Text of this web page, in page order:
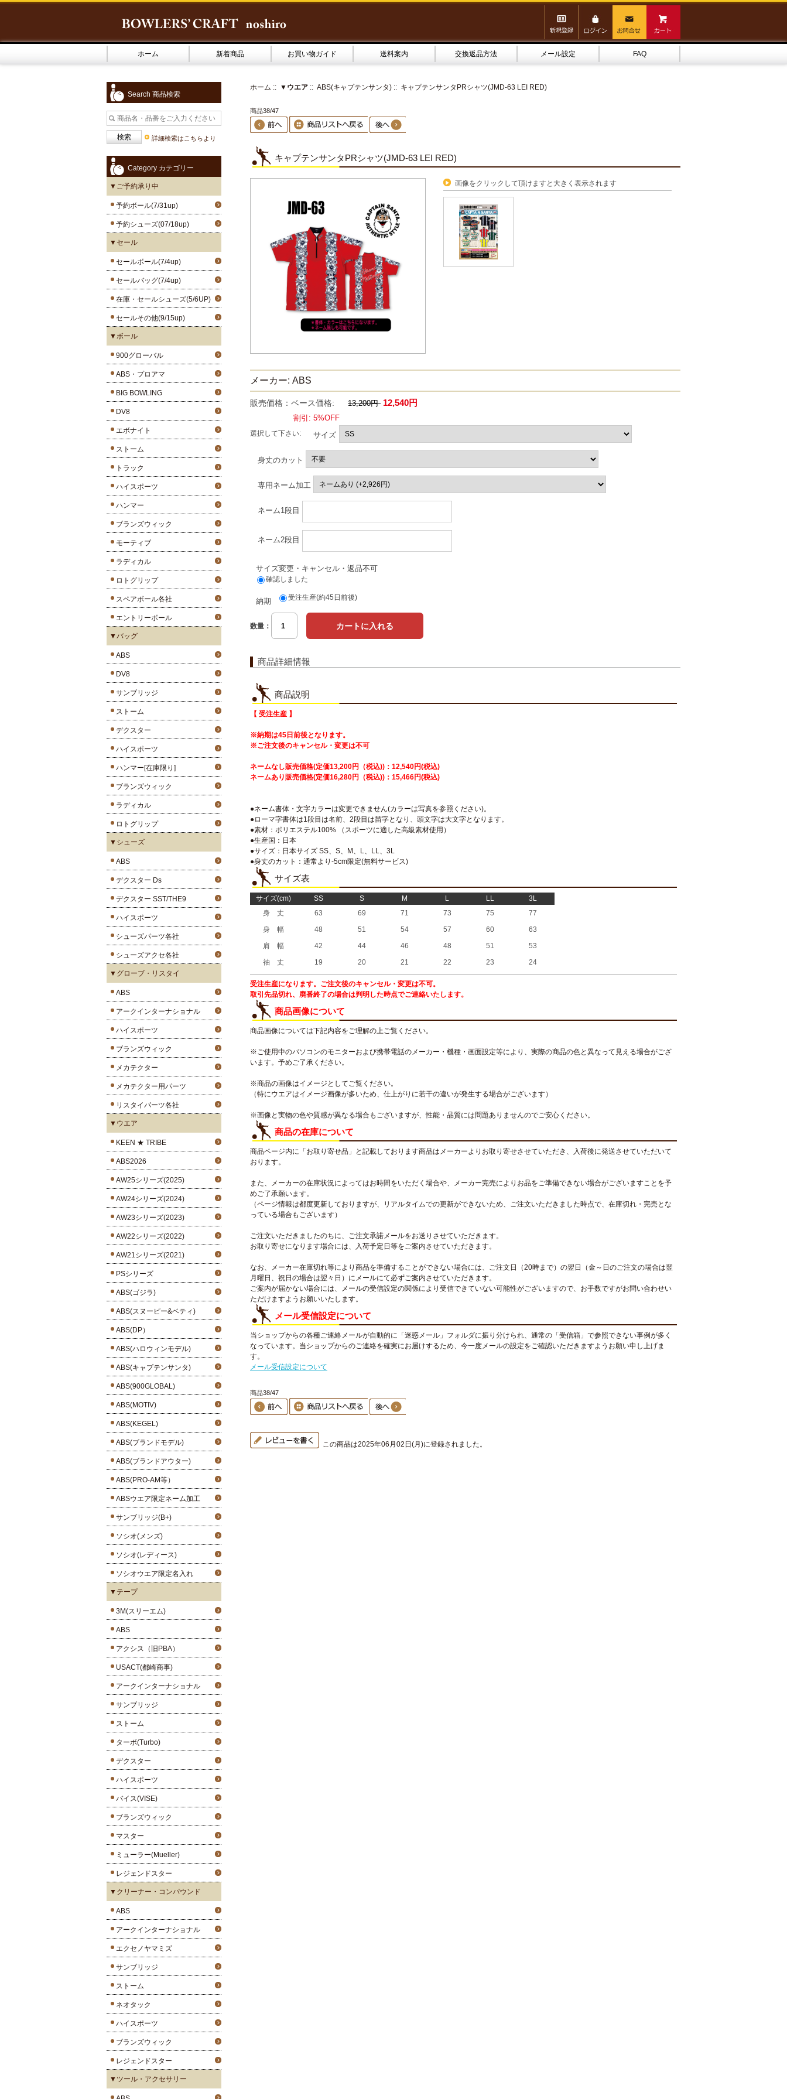
ホーム 新着商品 お買い物ガイド 送料案内 交換返品方法 メール設定 FAQ
Search 商品検索
詳細検索はこちらより
Category カテゴリー
▼ご予約承り中
予約ボール(7/31up)
予約シューズ(07/18up)
▼セール
セールボール(7/4up)
セールバッグ(7/4up)
在庫・セールシューズ(5/6UP)
セールその他(9/15up)
▼ボール
900グローバル
ABS・プロアマ
BIG BOWLING
DV8
エボナイト
ストーム
トラック
ハイスポーツ
ハンマー
ブランズウィック
モーティブ
ラディカル
ロトグリップ
スペアボール各社
エントリーボール
▼バッグ
ABS
DV8
サンブリッジ
ストーム
デクスター
ハイスポーツ
ハンマー[在庫限り]
ブランズウィック
ラディカル
ロトグリップ
▼シューズ
ABS
デクスター Ds
デクスター SST/THE9
ハイスポーツ
シューズパーツ各社
シューズアクセ各社
▼グローブ・リスタイ
ABS
アークインターナショナル
ハイスポーツ
ブランズウィック
メカテクター
メカテクター用パーツ
リスタイパーツ各社
▼ウエア
KEEN ★ TRIBE
ABS2026
AW25シリーズ(2025)
AW24シリーズ(2024)
AW23シリーズ(2023)
AW22シリーズ(2022)
AW21シリーズ(2021)
PSシリーズ
ABS(ゴジラ)
ABS(スヌーピー&ベティ)
ABS(DP）
ABS(ハロウィンモデル)
ABS(キャプテンサンタ)
ABS(900GLOBAL)
ABS(MOTIV)
ABS(KEGEL)
ABS(ブランドモデル)
ABS(ブランドアウター)
ABS(PRO-AM等）
ABSウエア限定ネーム加工
サンブリッジ(B+)
ソシオ(メンズ)
ソシオ(レディース)
ソシオウエア限定名入れ
▼テープ
3M(スリーエム)
ABS
アクシス（旧PBA）
USACT(都崎商事)
アークインターナショナル
サンブリッジ
ストーム
ターボ(Turbo)
デクスター
ハイスポーツ
バイス(VISE)
ブランズウィック
マスター
ミューラー(Mueller)
レジェンドスター
▼クリーナー・コンパウンド
ABS
アークインターナショナル
エクセノヤマミズ
サンブリッジ
ストーム
ネオタック
ハイスポーツ
ブランズウィック
レジェンドスター
▼ツール・アクセサリー
ホーム :: ▼ウエア :: ABS(キャプテンサンタ) :: キャプテンサンタPRシャツ(JMD-63 LEI RED)
商品38/47
キャプテンサンタPRシャツ(JMD-63 LEI RED)
画像をクリックして頂けますと大きく表示されます
メーカー: ABS
販売価格：ベース価格: 13,200円 12,540円
割引: 5%OFF
選択して下さい:
サイズ
身丈のカット
専用ネーム加工
ネーム1段目
ネーム2段目
サイズ変更・キャンセル・返品不可
確認しました
納期 受注生産(約45日前後)
数量：
商品詳細情報
商品説明
【 受注生産 】
※納期は45日前後となります。
※ご注文後のキャンセル・変更は不可
ネームなし販売価格(定価13,200円（税込))：12,540円(税込)
ネームあり販売価格(定価16,280円（税込))：15,466円(税込)
●ネーム書体・文字カラーは変更できません(カラーは写真を参照ください)。
●ローマ字書体は1段目は名前、2段目は苗字となり、頭文字は大文字となります。
●素材：ポリエステル100% （スポーツに適した高級素材使用）
●生産国：日本
●サイズ：日本サイズ SS、S、M、L、LL、3L
●身丈のカット：通常より-5cm限定(無料サービス)
サイズ表
サイズ(cm) SS S M L LL
3L
身 丈
63 69 71 73 75
77
身 幅
48 51 54 57 60
63
肩 幅
42 44 46 48 51
53
袖 丈
19 20 21 22 23 24
受注生産になります。ご注文後のキャンセル・変更は不可。
取引先品切れ、廃番終了の場合は判明した時点でご連絡いたします。
商品画像について
商品画像については下記内容をご理解の上ご覧ください。
※ご使用中のパソコンのモニターおよび携帯電話のメーカー・機種・画面設定等により、実際の商品の色と異なって見える場合がござ
います。予めご了承ください。
※商品の画像はイメージとしてご覧ください。
（特にウエアはイメージ画像が多いため、仕上がりに若干の違いが発生する場合がございます）
※画像と実物の色や質感が異なる場合もございますが、性能・品質には問題ありませんのでご安心ください。
商品の在庫について
商品ページ内に「お取り寄せ品」と記載しております商品はメーカーよりお取り寄せさせていただき、入荷後に発送させていただいて
おります。
また、メーカーの在庫状況によってはお時間をいただく場合や、メーカー完売によりお品をご準備できない場合がございますことを予
めご了承願います。
（ページ情報は都度更新しておりますが、リアルタイムでの更新ができないため、ご注文いただきました時点で、在庫切れ・完売とな
っている場合もございます）
ご注文いただきましたのちに、ご注文承諾メールをお送りさせていただきます。
お取り寄せになります場合には、入荷予定日等をご案内させていただきます。
なお、メーカー在庫切れ等により商品を準備することができない場合には、ご注文日（20時まで）の翌日（金～日のご注文の場合は翌
月曜日、祝日の場合は翌々日）にメールにて必ずご案内させていただきます。
ご案内が届かない場合には、メールの受信設定の関係により受信できていない可能性がございますので、お手数ですがお問い合わせい
ただけますようお願いいたします。
メール受信設定について
当ショップからの各種ご連絡メールが自動的に「迷惑メール」フォルダに振り分けられ、通常の「受信箱」で参照できない事例が多く
なっています。当ショップからのご連絡を確実にお届けするため、今一度メールの設定をご確認いただきますようお願い申し上げま
す。
メール受信設定について
商品38/47
この商品は2025年06月02日(月)に登録されました。